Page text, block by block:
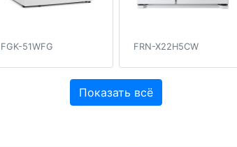
FGK-51WFG FRN-X22H5CW
Показать всё